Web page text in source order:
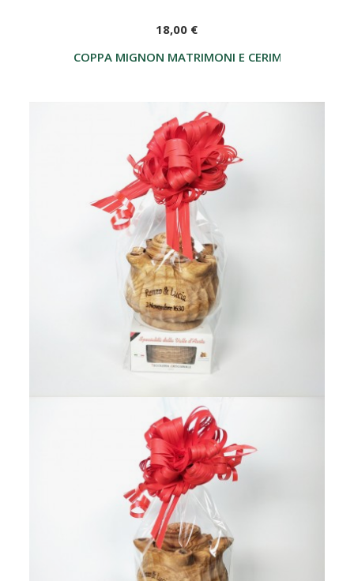
COPPA MIGNON MATRIMONI E CERIMONIE CON
18,00 €